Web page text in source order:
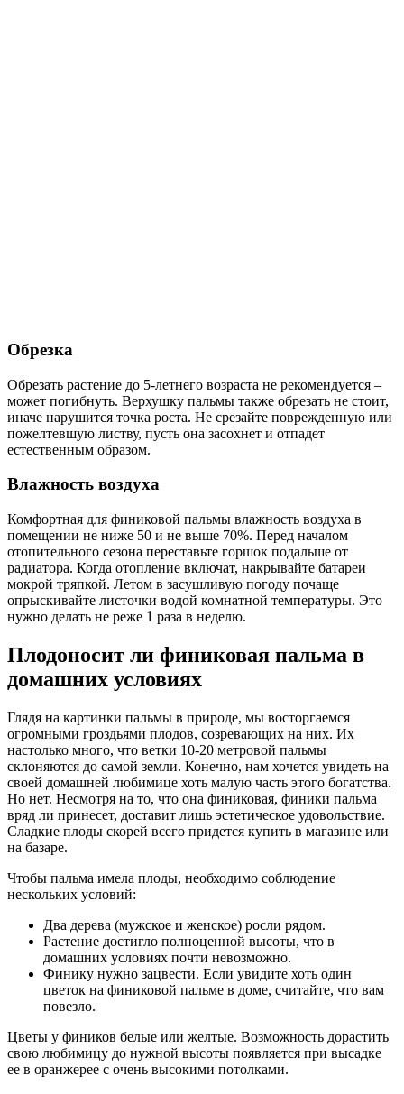
Обрезка
Обрезать растение до 5-летнего возраста не рекомендуется –
может погибнуть. Верхушку пальмы также обрезать не стоит,
иначе нарушится точка роста. Не срезайте поврежденную или
пожелтевшую листву, пусть она засохнет и отпадет
естественным образом.
Влажность воздуха
Комфортная для финиковой пальмы влажность воздуха в
помещении не ниже 50 и не выше 70%. Перед началом
отопительного сезона переставьте горшок подальше от
радиатора. Когда отопление включат, накрывайте батареи
мокрой тряпкой. Летом в засушливую погоду почаще
опрыскивайте листочки водой комнатной температуры. Это
нужно делать не реже 1 раза в неделю.
Плодоносит ли финиковая пальма в
домашних условиях
Глядя на картинки пальмы в природе, мы восторгаемся
огромными гроздьями плодов, созревающих на них. Их
настолько много, что ветки 10-20 метровой пальмы
склоняются до самой земли. Конечно, нам хочется увидеть на
своей домашней любимице хоть малую часть этого богатства.
Но нет. Несмотря на то, что она финиковая, финики пальма
вряд ли принесет, доставит лишь эстетическое удовольствие.
Сладкие плоды скорей всего придется купить в магазине или
на базаре.
Чтобы пальма имела плоды, необходимо соблюдение
нескольких условий:
Два дерева (мужское и женское) росли рядом.
Растение достигло полноценной высоты, что в
домашних условиях почти невозможно.
Финику нужно зацвести. Если увидите хоть один
цветок на финиковой пальме в доме, считайте, что вам
повезло.
Цветы у фиников белые или желтые. Возможность дорастить
свою любимицу до нужной высоты появляется при высадке
ее в оранжерее с очень высокими потолками.